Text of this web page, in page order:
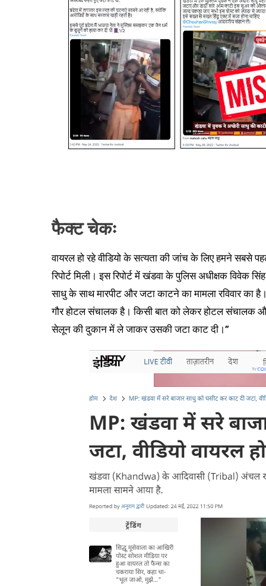
फैक्ट चेकः
वायरल हो रहे वीडियो के सत्यता की जांच के लिए हमने सबसे
रिपोर्ट मिली। इस रिपोर्ट में खंडवा के पुलिस अधीक्षक विवेक
साधु के साथ मारपीट और जटा काटने का मामला रविवार का
गौर होटल संचालक है। किसी बात को लेकर होटल संचालक
सेलून की दुकान में ले जाकर उसकी जटा काट दी।”